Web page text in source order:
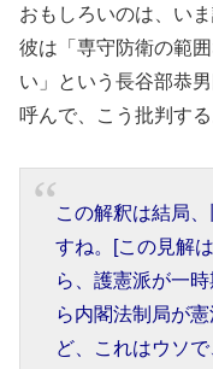
おもしろいのは、い
彼は「専守防衛の範
い」という長谷部恭
呼んで、こう批判する
この解釈は結局
すね。[この見解
ら、護憲派が一
ら内閣法制局が
ど、これはウソ